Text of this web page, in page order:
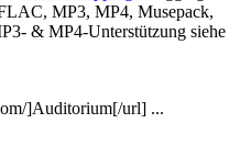
MP3, MP4, Musepack,
& MP4-Unterstützung siehe
]Auditorium[/url] ...